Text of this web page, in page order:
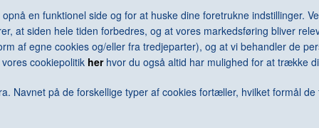
en funktionel side og for at huske dine foretrukne indstillinger.
at siden hele tiden forbedres, og at vores markedsføring bliver
af egne cookies og/eller fra tredjeparter), og at vi behandler de
cookiepolitik herhvor du også altid har mulighed for at trække
Navnet på de forskellige typer af cookies fortæller, hvilket formål de
<--Forrige 1 2 Næste-->